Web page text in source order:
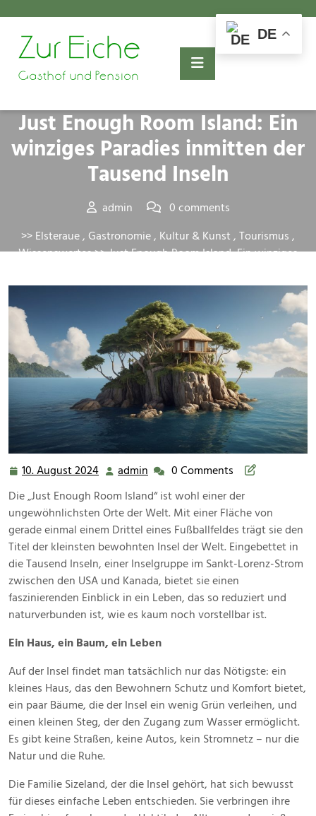
content
Just Enough Room Island: Ein
winziges Paradies inmitten der
Tausend Inseln
admin
0 comments
>> Elsteraue, Gastronomie, Kultur & Kunst , Tourismus ,
Wissenswertes>> Just Enough Room Island: Ein winziges
10. August 2024 10.
August
2024
admin admin0 Comments
Die „Just Enough Room Island“ ist wohl einer der
ungewöhnlichsten Orte der Welt. Mit einer Fläche von
gerade einmal einem Drittel eines Fußballfeldes trägt sie den
Titel der kleinsten bewohnten Insel der Welt. Eingebettet in
die Tausend Inseln, einer Inselgruppe im Sankt-Lorenz-Strom
zwischen den USA und Kanada, bietet sie einen
faszinierenden Einblick in ein Leben, das so reduziert und
naturverbunden ist, wie es kaum noch vorstellbar ist.
Ein Haus, ein Baum, ein Leben
Auf der Insel findet man tatsächlich nur das Nötigste: ein
kleines Haus, das den Bewohnern Schutz und Komfort bietet,
ein paar Bäume, die der Insel ein wenig Grün verleihen, und
einen kleinen Steg, der den Zugang zum Wasser ermöglicht.
Es gibt keine Straßen, keine Autos, kein Stromnetz – nur die
Natur und die Ruhe.
Die Familie Sizeland, der die Insel gehört, hat sich bewusst
für dieses einfache Leben entschieden. Sie verbringen ihre
DE